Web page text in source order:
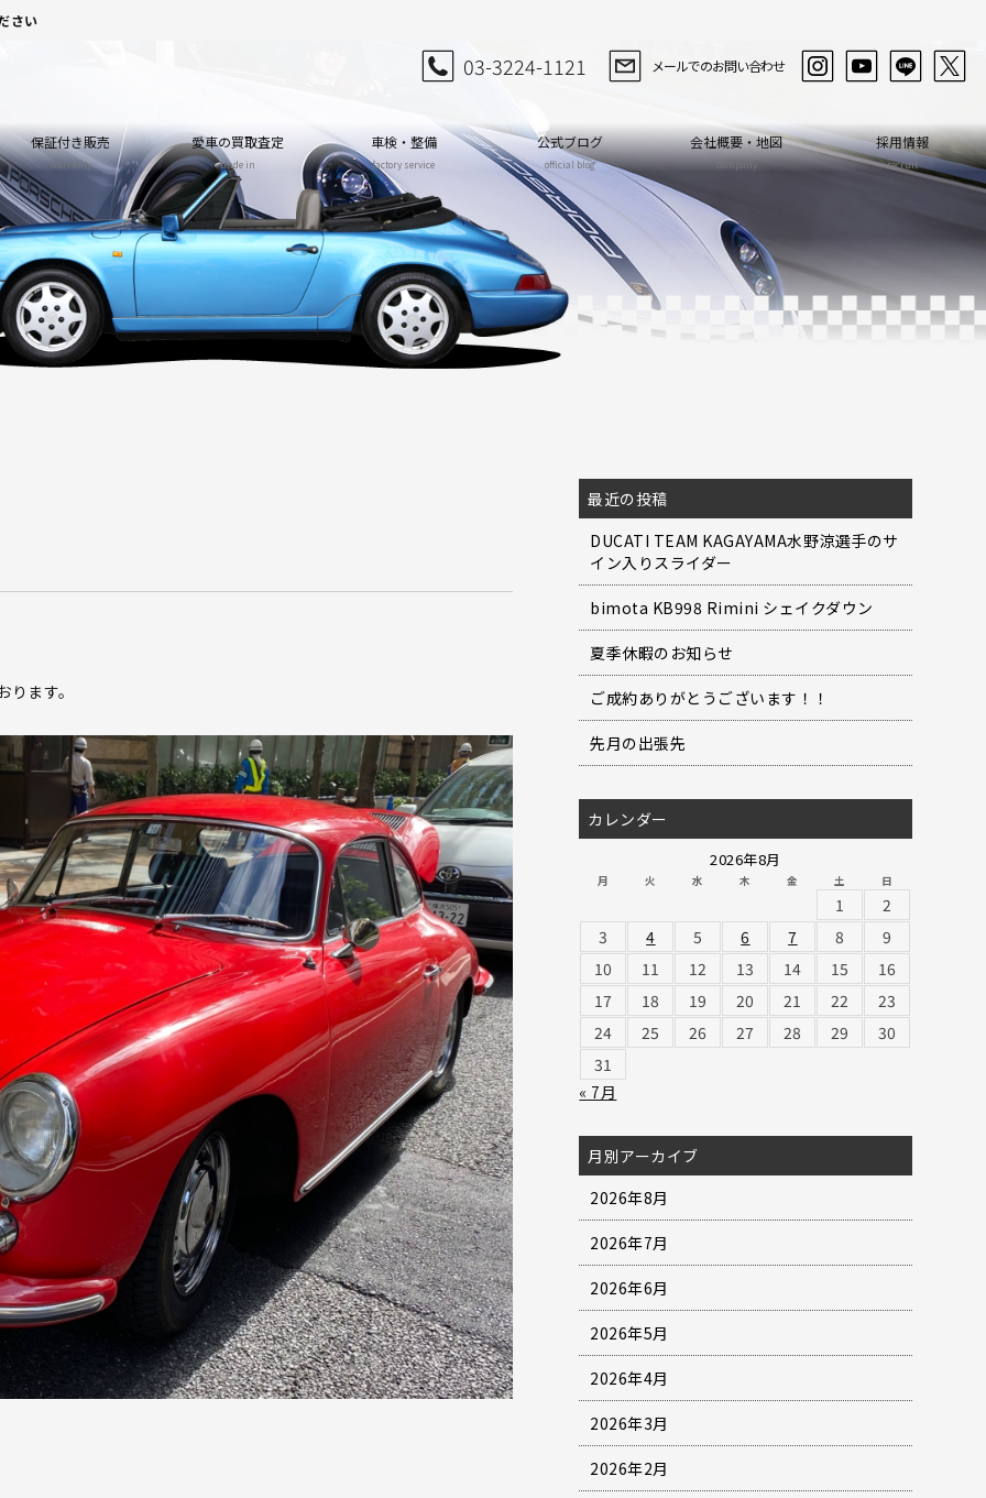
さい
保証付き販売
warranty
愛車の買取査定
trade in
車検・整備
factory service
公式ブログ
official blog
会社概要・地図
company
採用情報
recruit
ます。
最近の投稿
DUCATI TEAM KAGAYAMA水野涼選手のサ
イン入りスライダー
bimota KB998 Rimini シェイクダウン
夏季休暇のお知らせ
ご成約ありがとうございます！！
先月の出張先
カレンダー
2026年8月
月 火 水 木 金 土 日
1
2
3
4 5 6 7 8
9
10
11 12 13 14 15
16
17
18 19 20 21 22
23
24
25 26 27 28 29
30
31
« 7月
月別アーカイブ
2026年8月
2026年7月
2026年6月
2026年5月
2026年4月
2026年3月
2026年2月
03-3224-1121 メールでのお問い合わせ